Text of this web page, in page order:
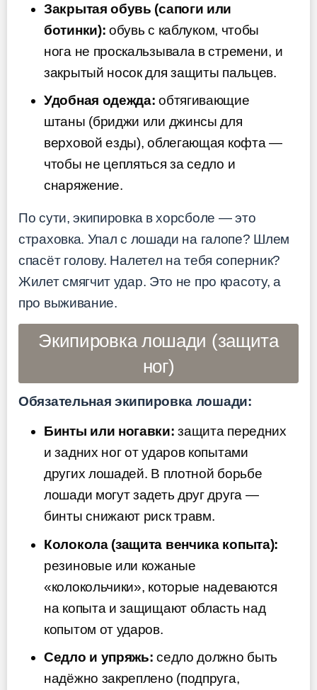
Закрытая обувь (сапоги или
ботинки): обувь с каблуком, чтобы
нога не проскальзывала в стремени, и
закрытый носок для защиты пальцев.
Удобная одежда: обтягивающие
штаны (бриджи или джинсы для
верховой езды), облегающая кофта —
чтобы не цепляться за седло и
снаряжение.
По сути, экипировка в хорсболе — это
страховка. Упал с лошади на галопе? Шлем
спасёт голову. Налетел на тебя соперник?
Жилет смягчит удар. Это не про красоту, а
про выживание.
Экипировка лошади (защита
ног)
Обязательная экипировка лошади:
Бинты или ногавки: защита передних
и задних ног от ударов копытами
других лошадей. В плотной борьбе
лошади могут задеть друг друга —
бинты снижают риск травм.
Колокола (защита венчика копыта):
резиновые или кожаные
«колокольчики», которые надеваются
на копыта и защищают область над
копытом от ударов.
Седло и упряжь: седло должно быть
надёжно закреплено (подпруга,